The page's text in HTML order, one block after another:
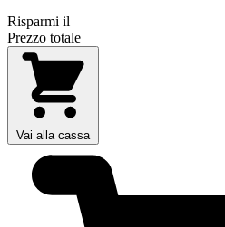
Risparmi il
Prezzo totale
Vai alla cassa